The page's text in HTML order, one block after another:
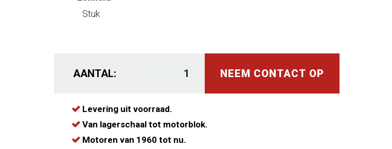
Stuk
AANTAL: NEEM CONTACT OP
Levering uit voorraad.
Van lagerschaal tot motorblok.
Motoren van 1960 tot nu.